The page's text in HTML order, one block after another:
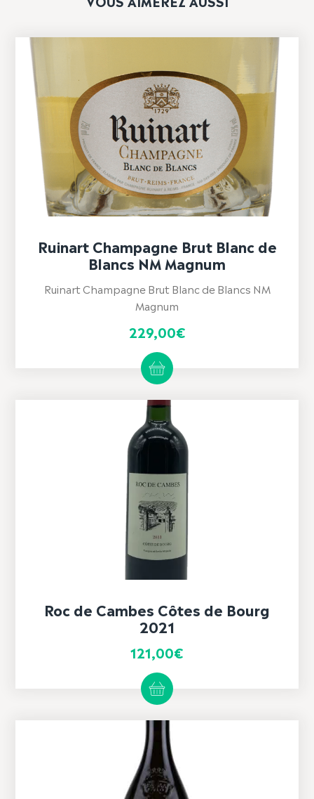
Ruinart Champagne Brut Blanc de
Blancs NM Magnum
Ruinart Champagne Brut Blanc de Blancs NM
Magnum
229,00€
Roc de Cambes Côtes de Bourg
2021
121,00€